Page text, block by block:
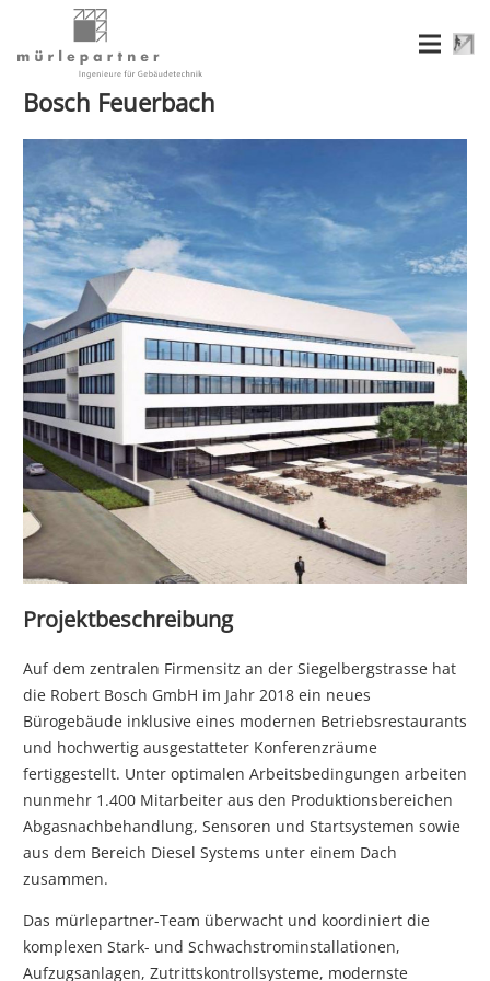
Bosch Feuerbach
Projektbeschreibung
Auf dem zentralen Firmensitz an der Siegelbergstrasse hat
die Robert Bosch GmbH im Jahr 2018 ein neues
Bürogebäude inklusive eines modernen Betriebsrestaurants
und hochwertig ausgestatteter Konferenzräume
fertiggestellt. Unter optimalen Arbeitsbedingungen arbeiten
nunmehr 1.400 Mitarbeiter aus den Produktionsbereichen
Abgasnachbehandlung, Sensoren und Startsystemen sowie
aus dem Bereich Diesel Systems unter einem Dach
zusammen.
Das mürlepartner-Team überwacht und koordiniert die
komplexen Stark- und Schwachstrominstallationen,
Aufzugsanlagen, Zutrittskontrollsysteme, modernste